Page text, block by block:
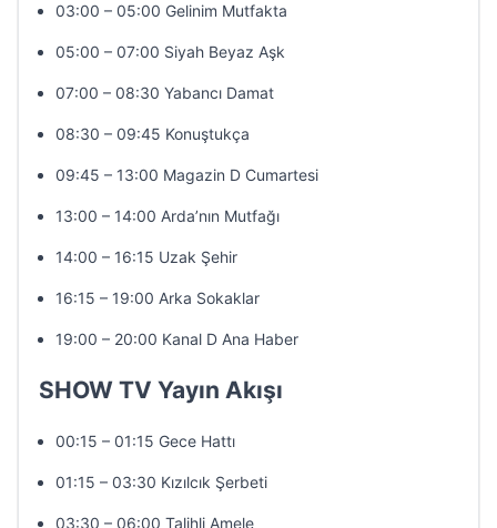
03:00 – 05:00 Gelinim Mutfakta
05:00 – 07:00 Siyah Beyaz Aşk
07:00 – 08:30 Yabancı Damat
08:30 – 09:45 Konuştukça
09:45 – 13:00 Magazin D Cumartesi
13:00 – 14:00 Arda’nın Mutfağı
14:00 – 16:15 Uzak Şehir
16:15 – 19:00 Arka Sokaklar
19:00 – 20:00 Kanal D Ana Haber
SHOW TV Yayın Akışı
00:15 – 01:15 Gece Hattı
01:15 – 03:30 Kızılcık Şerbeti
03:30 – 06:00 Talihli Amele